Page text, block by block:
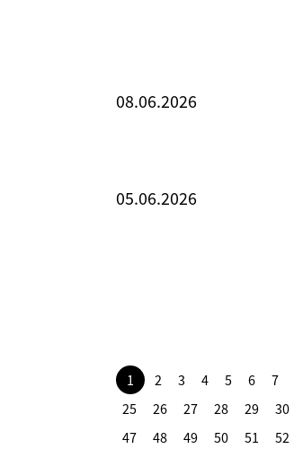
08.06.2026
05.06.2026
1 2 3 4 5 6 7
25
26 27 28 29 30
47
48 49 50 51 52